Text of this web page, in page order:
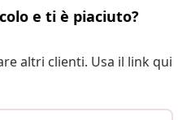
e ti è piaciuto?
altri clienti. Usa il link qui